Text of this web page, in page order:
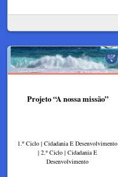
Projeto “A nossa missão”
1.º Ciclo | Cidadania E Desenvolvimento
| 2.º Ciclo | Cidadania E
Desenvolvimento